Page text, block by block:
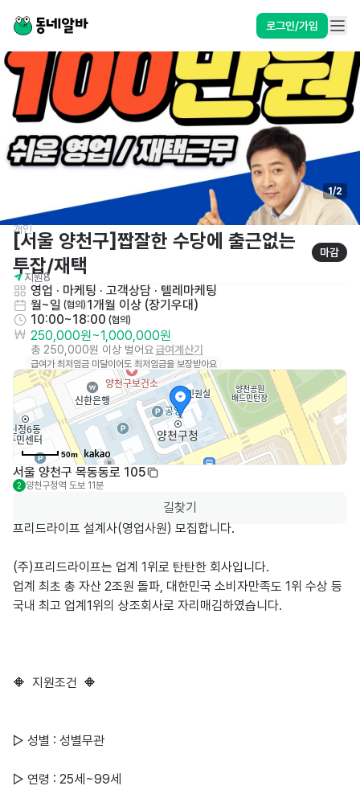
로그인/가입
1/2
개인
[서울 양천구]짭잘한 수당에 출근없는
투잡/재택
마감
지원8
영업 · 마케팅 · 고객상담 · 텔레마케팅
월~일 (협의) 1개월 이상 (장기우대)
10:00~18:00 (협의)
250,000원~1,000,000원
총 250,000원 이상 벌어요급여계산기
급여가 최저임금 미달이어도 최저임금을 보장받아요
50m
서울 양천구 목동동로 105
2 양천구청역 도보 11분
길찾기
프리드라이프 설계사(영업사원) 모집합니다.
(주)프리드라이프는 업계 1위로 탄탄한 회사입니다.
업계 최초 총 자산 2조원 돌파, 대한민국 소비자만족도 1위 수상 등
국내 최고 업계1위의 상조회사로 자리매김하였습니다.
🔶  지원조건  🔶
▷ 성별 : 성별무관
▷ 연령 : 25세~99세